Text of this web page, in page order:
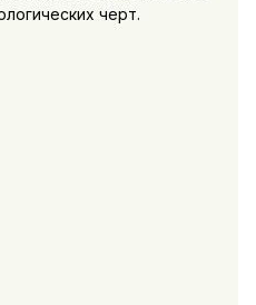
черт.